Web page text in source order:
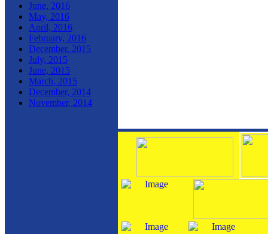
June, 2016
May, 2016
April, 2016
February, 2016
December, 2015
July, 2015
June, 2015
March, 2015
December, 2014
November, 2014